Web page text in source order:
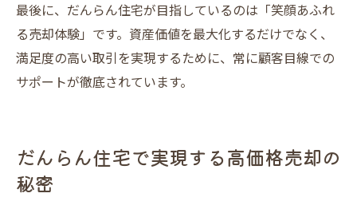
最後に、だんらん住宅が目指しているのは「笑顔あふれ
る売却体験」です。資産価値を最大化するだけでなく、
満足度の高い取引を実現するために、常に顧客目線での
サポートが徹底されています。
だんらん住宅で実現する高価格売却の
秘密